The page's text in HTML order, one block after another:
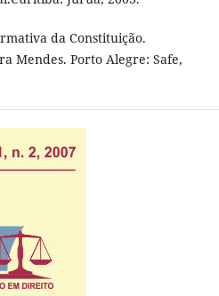
da Constituição.
Mendes. Porto Alegre: Safe,